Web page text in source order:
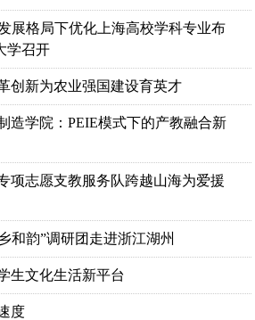
展格局下优化上海高校学科专业布
学召开
创新为农业强国建设育英才
造学院：PEIE模式下的产教融合新
项志愿支教服务队跨越山海为爱援
和韵”调研团走进浙江湖州
生文化生活新平台
度